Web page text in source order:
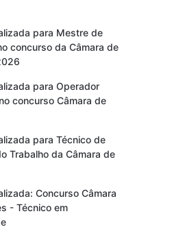
para Mestre de
concurso da Câmara de
para Operador
concurso Câmara de
para Técnico de
Trabalho da Câmara de
Concurso Câmara
- Técnico em